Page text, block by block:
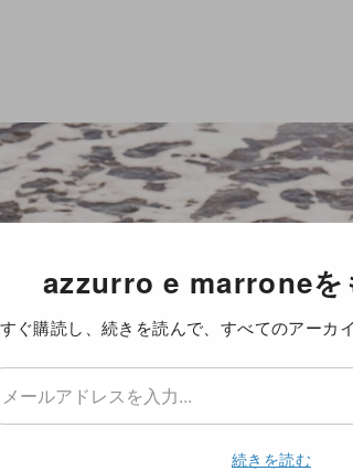
azzurro e marroneを
ぐ購読し、続きを読んで、すべてのアーカ
続きを読む